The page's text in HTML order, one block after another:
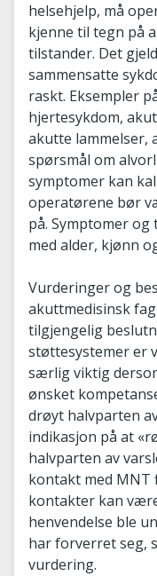
helsehjelp, må
kjenne til tegn på
tilstander. Det
sammensatte
raskt. Eksempler
hjertesykdom,
akutte lammelser,
spørsmål om
symptomer kan
operatørene bør
på. Symptomer og
med alder, kjønn
Vurderinger og
akuttmedisinsk
tilgjengelig
støttesystemer er
særlig viktig
ønsket
drøyt halvparten
indikasjon på at
halvparten av
kontakt med MNT
kontakter kan
henvendelse ble
har forverret seg,
vurdering.